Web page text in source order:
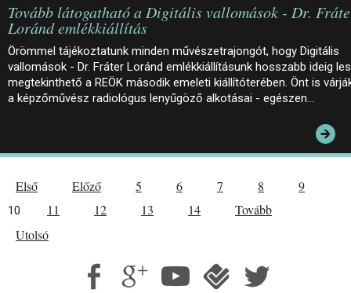
Tovább látogatható a Digitális vallomások - Dr.
Loránd emlékkiállítás
Örömmel tájékoztatunk minden művészetrajongót, hogy Digitális
vallomások - Dr. Fráter Loránd emlékkiállításunk hosszabb ideig
megtekinthető a REÖK második emeleti kiállítóterében. Önt is
a képzőművész radiológus lenyűgöző alkotásai - egészen…
Első Előző 5 6 7 8 9
10 11 12 13 14
Tovább
Utolsó